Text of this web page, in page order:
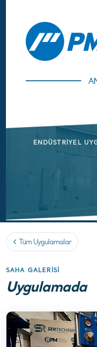
ENDÜSTRIYEL
Tüm Uygulamalar
SAHA GALERISI
Uygulamada